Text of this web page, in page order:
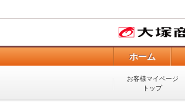
ホーム
お客様マイページ
トップ